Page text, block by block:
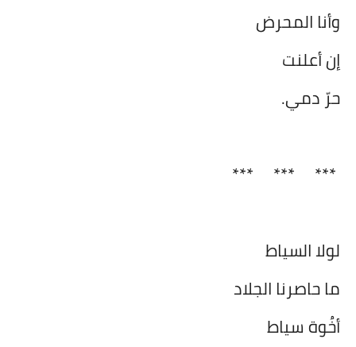
وأنا المحرض
إن أعلنت
حرّ دمي.
***
***
***
لولا السياط
ما حاصرنا الجلاد
أخُوة سياط